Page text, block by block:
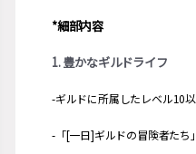
*細部内容
1. 豊かなギルドライフ
-ギルドに所属したレベル10
-「[一日]ギルドの冒険者たち